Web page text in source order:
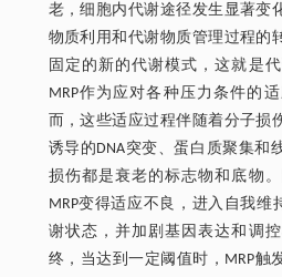
老，细胞内代谢途径发生显著变
物质利用和代谢物质管理过程的
固定的新的代谢模式，这就是
MRP作为应对各种压力条件的
而，这些适应过程伴随着分子损
诱导的DNA突变、蛋白质聚集和
损伤都是衰老的标志物和底物
MRP变得适应不良，进入自我
谢状态，并加剧基因表达和调
终，当达到一定阈值时，MRP触